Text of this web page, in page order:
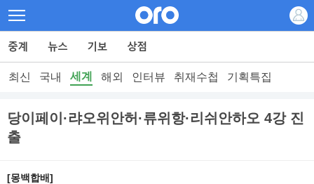
최신 국내 세계 해외 인터뷰 취재수첩 기획특집
당이페이·랴오위안허·류위항·리쉬안하오 4강 진
출
[몽백합배]